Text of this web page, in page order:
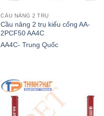
CẦU NÂNG 2 TRỤ
Cầu nâng 2 trụ kiểu cổng AA-
2PCF50 AA4C
AA4C- Trung Quốc